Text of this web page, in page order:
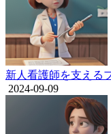
新人看護師を支える
2024-09-09